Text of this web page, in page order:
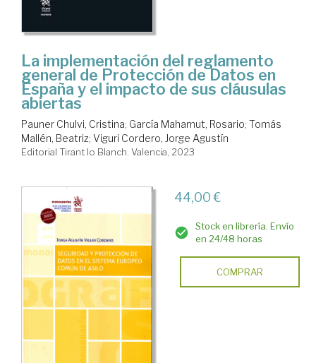
La implementación del reglamento
general de Protección de Datos en
España y el impacto de sus cláusulas
abiertas
Pauner Chulvi, Cristina; García Mahamut, Rosario; Tomás
Mallén, Beatriz; Viguri Cordero, Jorge Agustín
Editorial Tirant lo Blanch. Valencia, 2023
44,00 €
Stock en librería. Envío
en 24/48 horas
COMPRAR